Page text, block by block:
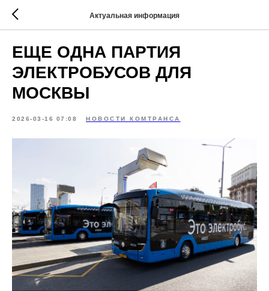
Актуальная информация
ЕЩЕ ОДНА ПАРТИЯ
ЭЛЕКТРОБУСОВ ДЛЯ
МОСКВЫ
2026-03-16 07:08 НОВОСТИ КОМТРАНСА